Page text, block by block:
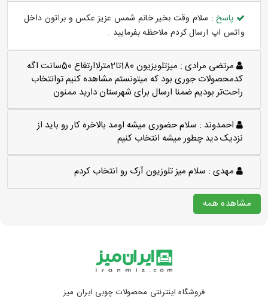
پاسخ : سلام وقت بخیر خانم شمس عزیز عکس و براتون داخل
واتس اپ ارسال کردم ملاحظه بفرمایید .
مرتضی مرادی :
میزتلویزیون 180تا2مترلاارتغاع 50سانت اگه
کدمحصولات جوری بود که میتونستم مشاهده کنیم توانتخاب
راحت‌تر بودیم ضمنا ارسال برای شهرستان دارید ممنون
احمدوند : سلام حضوری میشه اومد بالاخره کار رو باید از
نزدیک دید چطور میشه انتخاب کنیم
مهدی : سلام میز تلوزیون آرک رو انتخاب کردم
مشاهده همه
فروشگاه اینترنتی محصولات چوبی ایران میز